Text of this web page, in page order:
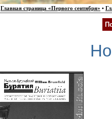
Главная страница «Первого сентября» •